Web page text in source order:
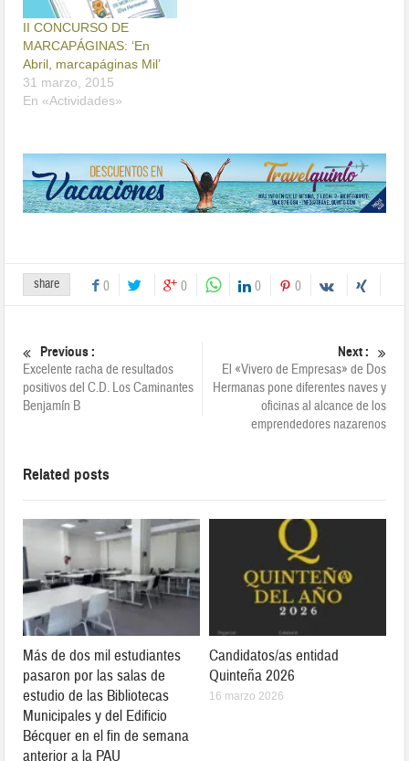
II CONCURSO DE
MARCAPÁGINAS: ‘En
Abril, marcapáginas Mil’
31 marzo, 2015
En «Actividades»
share 0 0 0 0
Previous :
Excelente racha de resultados
positivos del C.D. Los Caminantes
Benjamín B
Next :
El «Vivero de Empresas» de Dos
Hermanas pone diferentes naves y
oficinas al alcance de los
emprendedores nazarenos
Related posts
Más de dos mil estudiantes
pasaron por las salas de
estudio de las Bibliotecas
Municipales y del Edificio
Bécquer en el fin de semana
anterior a la PAU
Candidatos/as entidad
Quinteña 2026
16 marzo 2026